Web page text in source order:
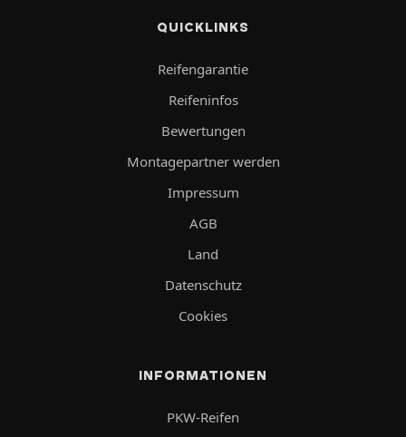
QUICKLINKS
Reifengarantie
Reifeninfos
Bewertungen
Montagepartner werden
Impressum
AGB
Land
Datenschutz
Cookies
INFORMATIONEN
PKW-Reifen